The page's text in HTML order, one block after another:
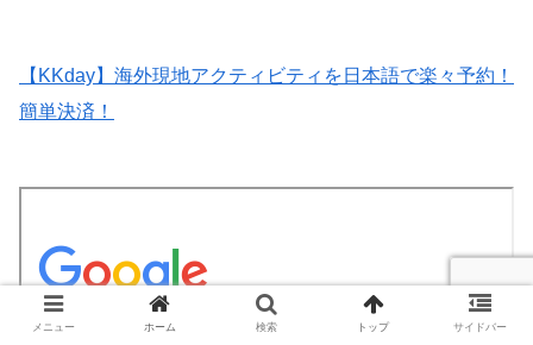
【KKday】海外現地アクティビティを日本語で楽々予約！
簡単決済！
メニュー ホーム 検索 トップ サイドバー